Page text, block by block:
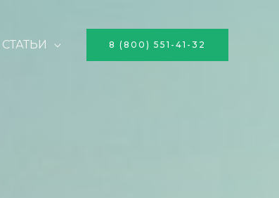
СТАТЬИ 8 (800) 551-41-32